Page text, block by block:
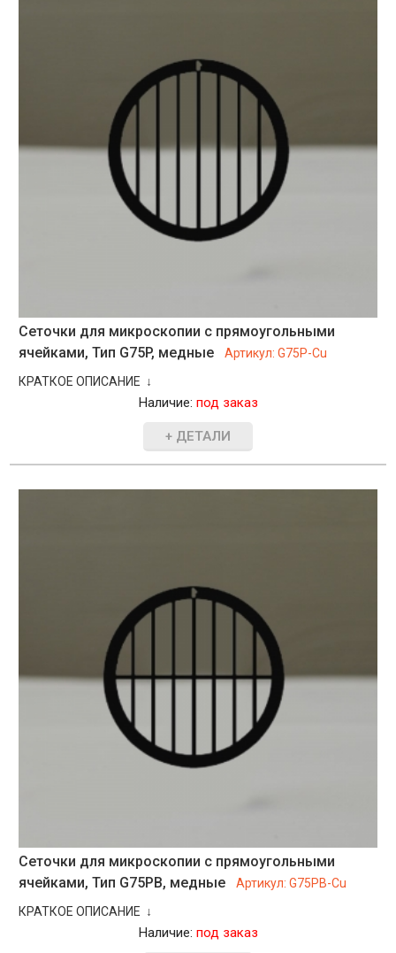
Сеточки для микроскопии с прямоугольными
ячейками, Тип G75P, медные
Артикул:G75P-Cu
КРАТКОЕ ОПИСАНИЕ ↓
Наличие: под заказ
+ ДЕТАЛИ
Сеточки для микроскопии с прямоугольными
ячейками, Тип G75PB, медные
Артикул:G75PB-Cu
КРАТКОЕ ОПИСАНИЕ ↓
Наличие: под заказ